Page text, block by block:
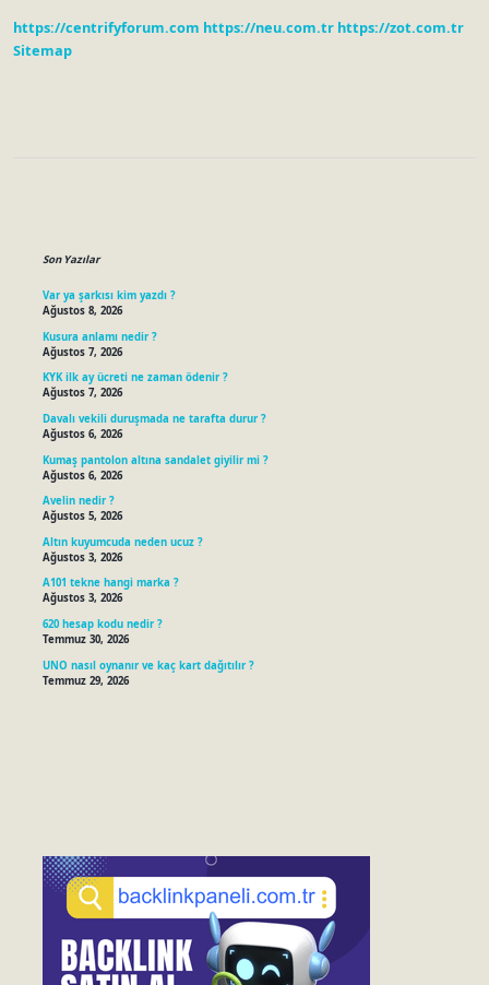
https://centrifyforum.com https://neu.com.tr https://zot.com.tr
Sitemap
Son Yazılar
Var ya şarkısı kim yazdı ?
Ağustos 8, 2026
Kusura anlamı nedir ?
Ağustos 7, 2026
KYK ilk ay ücreti ne zaman ödenir ?
Ağustos 7, 2026
Davalı vekili duruşmada ne tarafta durur ?
Ağustos 6, 2026
Kumaş pantolon altına sandalet giyilir mi ?
Ağustos 6, 2026
Avelin nedir ?
Ağustos 5, 2026
Altın kuyumcuda neden ucuz ?
Ağustos 3, 2026
A101 tekne hangi marka ?
Ağustos 3, 2026
620 hesap kodu nedir ?
Temmuz 30, 2026
UNO nasıl oynanır ve kaç kart dağıtılır ?
Temmuz 29, 2026